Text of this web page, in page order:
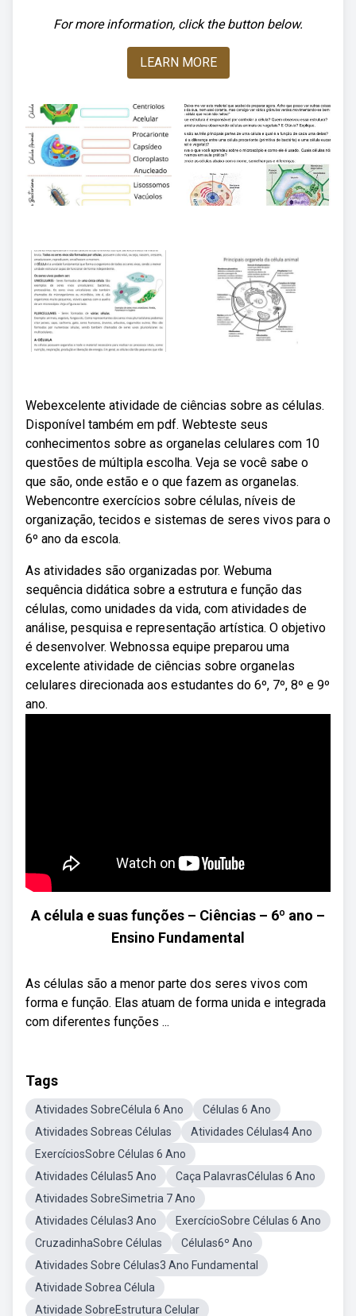
For more information, click the button below.
LEARN MORE
Webexcelente atividade de ciências sobre as células.
Disponível também em pdf. Webteste seus
conhecimentos sobre as organelas celulares com 10
questões de múltipla escolha. Veja se você sabe o
que são, onde estão e o que fazem as organelas.
Webencontre exercícios sobre células, níveis de
organização, tecidos e sistemas de seres vivos para o
6º ano da escola.
As atividades são organizadas por. Webuma
sequência didática sobre a estrutura e função das
células, como unidades da vida, com atividades de
análise, pesquisa e representação artística. O objetivo
é desenvolver. Webnossa equipe preparou uma
excelente atividade de ciências sobre organelas
celulares direcionada aos estudantes do 6º, 7º, 8º e 9º
ano.
A célula e suas funções – Ciências – 6º ano –
Ensino Fundamental
As células são a menor parte dos seres vivos com
forma e função. Elas atuam de forma unida e integrada
com diferentes funções ...
Tags
Atividades SobreCélula 6 Ano
Células 6 Ano
Atividades Sobreas Células
Atividades Células4 Ano
ExercíciosSobre Células 6 Ano
Atividades Células5 Ano
Caça PalavrasCélulas 6 Ano
Atividades SobreSimetria 7 Ano
Atividades Células3 Ano
ExercícioSobre Células 6 Ano
CruzadinhaSobre Células
Células6º Ano
Atividades Sobre Células3 Ano Fundamental
Atividade Sobrea Célula
Atividade SobreEstrutura Celular